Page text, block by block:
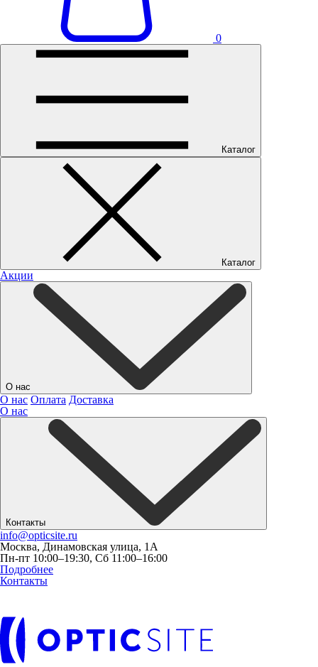
0
Каталог
Каталог
Акции
О нас
О нас Оплата Доставка
О нас
Контакты
info@opticsite.ru
Москва, Динамовская улица, 1А
Пн-пт 10:00–19:30, Сб 11:00–16:00
Подробнее
Контакты